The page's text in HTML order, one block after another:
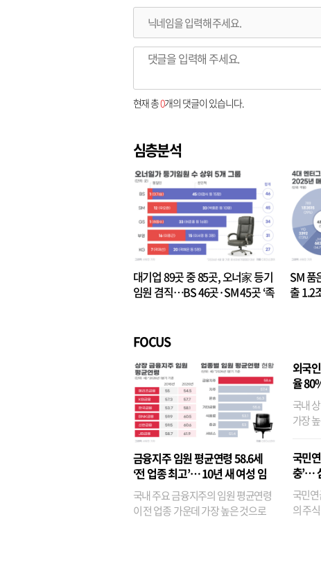
현재 총0개의 댓글이 있습니다.
심층분석
대기업 89곳 중 85곳, 오너家 등기
임원 겸직…BS 46곳·SM 45곳 ‘족
SM 품
출 1.2
FOCUS
금융지주 임원 평균연령 58.6세
‘전 업종 최고’… 10년 새 여성 임
원은 14배 껑충
국내 주요 금융지주의 임원 평균연령
이 전 업종 가운데 가장 높은 것으로
외국
율
국내
가장
융이
기관
국민
충’…
국민
의 주